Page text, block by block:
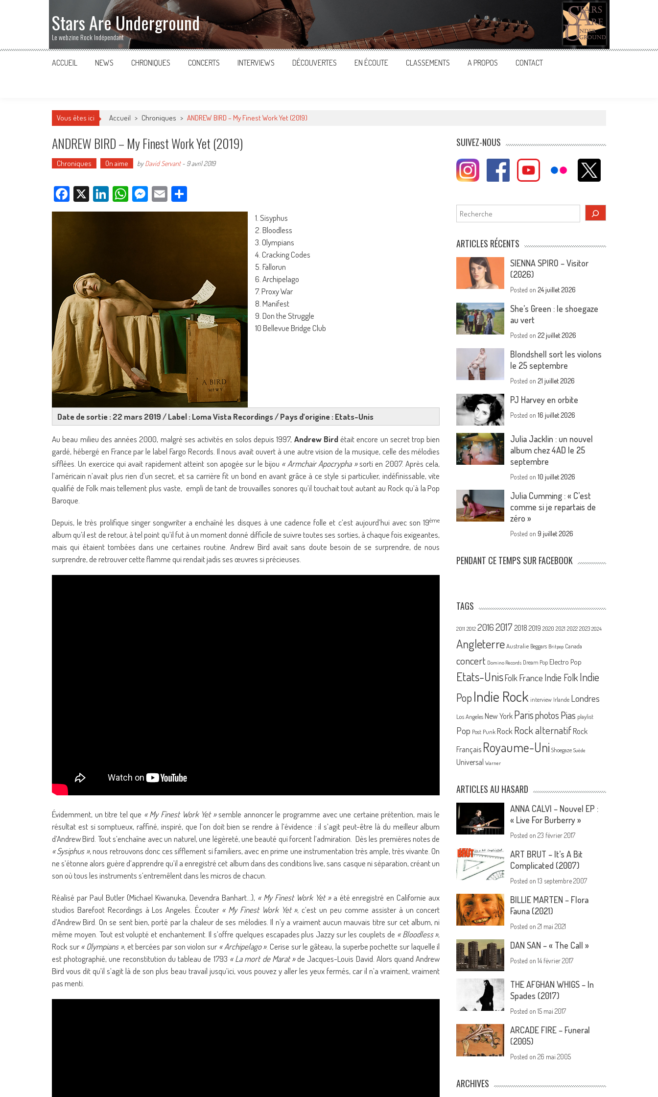
Stars Are Underground
Le webzine Rock Indépendant
ACCUEIL NEWS CHRONIQUES CONCERTS INTERVIEWS DÉCOUVERTES EN ÉCOUTE CLASSEMENTS A PROPOS CONTACT
Vous êtes ici Accueil > Chroniques > ANDREW BIRD – My Finest Work Yet (2019)
ANDREW BIRD – My Finest Work Yet (2019)
Chroniques On aime byDavid Servant- 9 avril 2019
Facebook
X LinkedIn
WhatsApp
Messenger
Email
1. Sisyphus
2. Bloodless
3. Olympians
4. Cracking Codes
5. Fallorun
6. Archipelago
7. Proxy War
8. Manifest
9. Don the Struggle
10 Bellevue Bridge Club
Date de sortie : 22 mars 2019 / Label : Loma Vista Recordings / Pays d’origine : Etats-Unis
Au beau milieu des années 2000, malgré ses activités en solos depuis 1997, Andrew Birdétait encore un secret trop bien
gardé, hébergé en France par le label Fargo Records. Il nous avait ouvert à une autre vision de la musique, celle des mélodies
sifflées. Un exercice qui avait rapidement atteint son apogée sur le bijou « Armchair Apocrypha »sorti en 2007. Après cela,
l’américain n’avait plus rien d’un secret, et sa carrière fit un bond en avant grâce à ce style si particulier, indéfinissable, vite
qualifié de Folk mais tellement plus vaste, empli de tant de trouvailles sonores qu’il touchait tout autant au Rock qu’à la Pop
Baroque.
Depuis, le très prolifique singer songwriter a enchaîné les disques à une cadence folle et c’est aujourd’hui avec son 19ème
album qu’il est de retour, à tel point qu’il fut à un moment donné difficile de suivre toutes ses sorties, à chaque fois exigeantes,
mais qui étaient tombées dans une certaines routine. Andrew Bird avait sans doute besoin de se surprendre, de nous
surprendre, de retrouver cette flamme qui rendait jadis ses œuvres si précieuses.
Évidemment, un titre tel que « My Finest Work Yet »semble annoncer le programme avec une certaine prétention, mais le
résultat est si somptueux, raffiné, inspiré, que l’on doit bien se rendre à l’évidence : il s’agit peut-être là du meilleur album
d’Andrew Bird. Tout s’enchaîne avec un naturel, une légèreté, une beauté qui forcent l’admiration. Dès les premières notes de
« Sysiphus », nous retrouvons donc ces sifflement si familiers, avec en prime une instrumentation très ample, très vivante. On
ne s’étonne alors guère d’apprendre qu’il a enregistré cet album dans des conditions live, sans casque ni séparation, créant un
son où tous les instruments s’entremêlent dans les micros de chacun.
Réalisé par Paul Butler (Michael Kiwanuka, Devendra Banhart…), « My Finest Work Yet »a été enregistré en Californie aux
studios Barefoot Recordings à Los Angeles. Écouter « My Finest Work Yet », c’est un peu comme assister à un concert
d’Andrew Bird. On se sent bien, porté par la chaleur de ses mélodies. Il n’y a vraiment aucun mauvais titre sur cet album, ni
même moyen. Tout est volupté et enchantement. Il s’offre quelques escapades plus Jazzy sur les couplets de « Bloodless »,
Rock sur« Olympians », et bercées par son violon sur« Archipelago ». Cerise sur le gâteau, la superbe pochette sur laquelle il
est photographié, une reconstitution du tableau de 1793 « La mort de Marat »de Jacques-Louis David. Alors quand Andrew
Bird vous dit qu’il s’agit là de son plus beau travail jusqu’ici, vous pouvez y aller les yeux fermés, car il n’a vraiment, vraiment
pas menti.
SUIVEZ-NOUS
Rechercher
ARTICLES RÉCENTS
SIENNA SPIRO – Visitor
(2026)
Posted on24 juillet 2026
She’s Green : le shoegaze
au vert
Posted on22 juillet 2026
Blondshell sort les violons
le 25 septembre
Posted on21 juillet 2026
PJ Harvey en orbite
Posted on16 juillet 2026
Julia Jacklin : un nouvel
album chez 4AD le 25
septembre
Posted on10 juillet 2026
Julia Cumming : « C’est
comme si je repartais de
zéro »
Posted on9 juillet 2026
PENDANT CE TEMPS SUR FACEBOOK
TAGS
2011 2012 20162017 2018 2019 2020 2021 2022 2023 2024
Angleterre Australie Beggars Britpop Canada
concert Domino Records Dream Pop Electro Pop
Etats-UnisFolk France Indie FolkIndie
PopIndie Rock interview Irlande Londres
Los Angeles New York Parisphotos Pias playlist
Pop Post Punk Rock Rock alternatif Rock
Français Royaume-Uni Shoegaze Suède
Universal Warner
ARTICLES AU HASARD
ANNA CALVI – Nouvel EP :
« Live For Burberry »
Posted on23 février 2017
ART BRUT – It’s A Bit
Complicated (2007)
Posted on13 septembre 2007
BILLIE MARTEN – Flora
Fauna (2021)
Posted on21 mai 2021
DAN SAN – « The Call »
Posted on14 février 2017
THE AFGHAN WHIGS – In
Spades (2017)
Posted on15 mai 2017
ARCADE FIRE – Funeral
(2005)
Posted on26 mai 2005
ARCHIVES